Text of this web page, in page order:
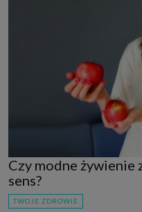
Czy modne żywienie
sens?
TWOJE ZDROWIE